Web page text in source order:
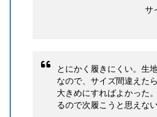
サ
とにかく履きにくい。生
なので、サイズ間違えた
大きめにすればよかった
るので次履こうと思えな